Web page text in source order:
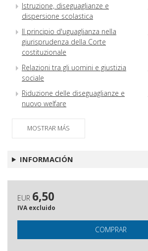
Istruzione, diseguaglianze e
dispersione scolastica
Il principio d'uguaglianza nella
giurisprudenza della Corte
costituzionale
Relazioni tra gli uomini e giustizia
sociale
Riduzione delle diseguaglianze e
nuovo welfare
Un economista scomodo : Federico
Caffè
Gli autori di questo numero
MOSTRAR MÁS
INFORMACIÓN
EUR 6,50
IVA excluido
COMPRAR